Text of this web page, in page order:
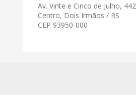
Av. Vinte e Cinco de Julho, 442
Centro, Dois Irmãos / RS
CEP 93950-000